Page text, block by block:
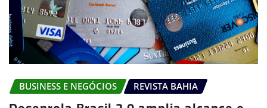
BUSINESS E NEGÓCIOS REVISTA BAHIA